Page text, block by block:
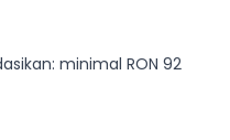
minimal RON 92